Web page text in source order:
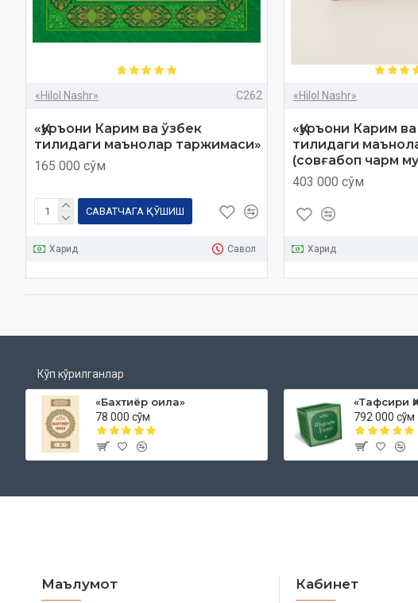
«Hilol Nashr» C262
«Қуръони Карим ва ўзбек
тилидаги маънолар таржимаси»
165 000 сўм
САВАТЧАГА ҚЎШИШ
Харид Савол
«Hilol Nashr»
«Қуръони Карим
тилидаги
(совғабоп чарм
403 000 сўм
Харид
Кўп кўрилганлар
«Бахтиёр оила»
78 000 сўм
«Тафсири
792 000 сўм
Маълумот Кабинет